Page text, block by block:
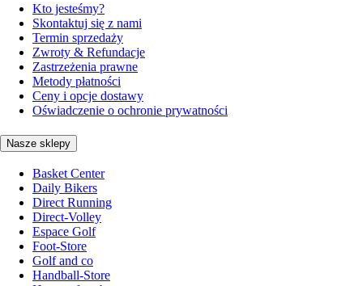
Kto jesteśmy?
Skontaktuj się z nami
Termin sprzedaży
Zwroty & Refundacje
Zastrzeżenia prawne
Metody płatności
Ceny i opcje dostawy
Oświadczenie o ochronie prywatności
Nasze sklepy
Basket Center
Daily Bikers
Direct Running
Direct-Volley
Espace Golf
Foot-Store
Golf and co
Handball-Store